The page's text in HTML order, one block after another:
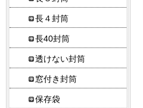
長４封筒
長40封筒
透けない封筒
窓付き封筒
保存袋